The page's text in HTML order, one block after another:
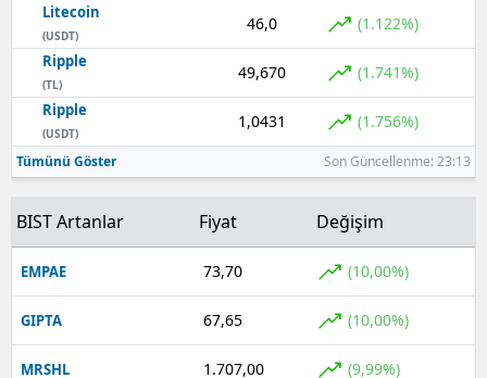
Şanlıurfa
Uşak
Van
Zonguldak
Aksaray
Bayburt
Karaman
Litecoin
(USDT)
46,0 (1.122%)
Ripple
(TL)
49,670 (1.741%)
Ripple
(USDT)
1,0431 (1.756%)
Tümünü Göster Son Güncellenme: 23:13
BIST Artanlar Fiyat Değişim
EMPAE 73,70 (10,00%)
GIPTA 67,65 (10,00%)
MRSHL 1.707,00 (9,99%)